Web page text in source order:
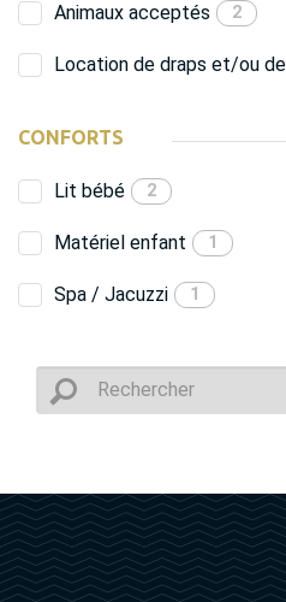
Animaux acceptés 2
Location de draps et/ou
CONFORTS
Lit bébé 2
Matériel enfant 1
Spa / Jacuzzi 1